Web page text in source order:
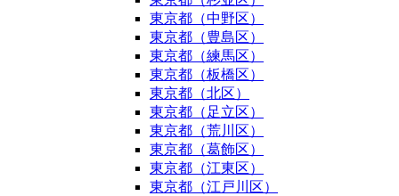
東京都（中野区）
東京都（豊島区）
東京都（練馬区）
東京都（板橋区）
東京都（北区）
東京都（足立区）
東京都（荒川区）
東京都（葛飾区）
東京都（江東区）
東京都（江戸川区）